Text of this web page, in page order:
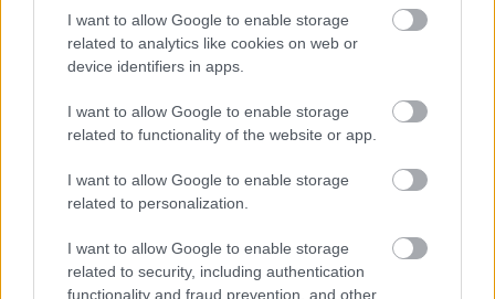
I want to allow Google to enable storage
related to analytics like cookies on web or
device identifiers in apps.
I want to allow Google to enable storage
related to functionality of the website or app.
I want to allow Google to enable storage
related to personalization.
I want to allow Google to enable storage
related to security, including authentication
functionality and fraud prevention, and other
Cikkajánló a hétvégére:
gázvezetékből hangfal, PET-
palackból napelem és atom a Marson